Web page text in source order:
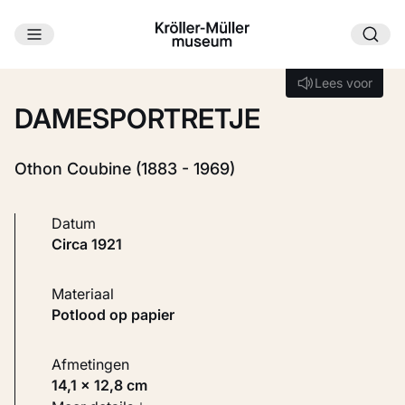
Ga naar hoofdinhoud
Lees voor
Lees voor
DAMESPORTRETJE
Othon Coubine (1883 - 1969)
Datum
circa 1921
Materiaal
Potlood op papier
Afmetingen
14,1 × 12,8 cm